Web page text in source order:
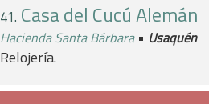
41. Casa del Cucú Alemán
Hacienda Santa Bárbara • Usaquén
Relojería.